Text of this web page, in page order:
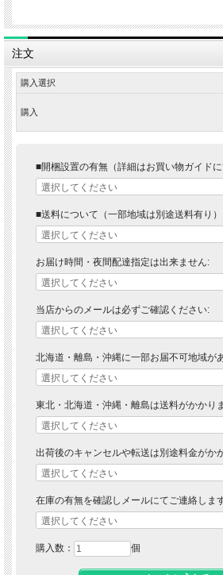
注文
購入選択
購入
■開梱設置の有無（詳細はお買い物ガイド
■送料について（一部地域は別途送料有り
お届け時間・夜間配達指定は出来ません:
当店からのメールは必ずご確認ください:
北海道・離島・沖縄に一部お届不可地域が
東北・北海道・沖縄・離島は送料がかかり
出荷後のキャンセルや転送は別途料金がか
在庫の有無を確認しメールにてご連絡しま
購入数： 個